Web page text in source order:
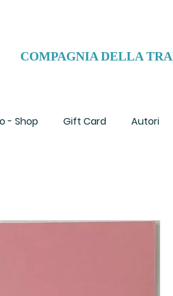
COMPAGNIA DELLA
- Shop Gift Card Autori